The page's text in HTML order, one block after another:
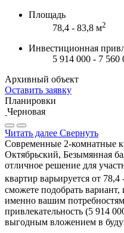
Площадь
78,4 - 83,8 м2
Инвестиционная
5 914 000 - 7 560
Архивный объект
Оставить заявку
Планировки
Черновая
Читать далее Свернуть
Современные 2-комнатные
Октябрьский, Безымянная
отличное решение для
квартир варьируется от 78,4
сможете подобрать
именно вашим
привлекательность (5 914
выгодным вложением в